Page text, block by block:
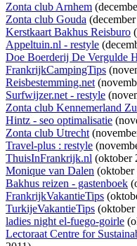
Zonta club Arnhem
Zonta club Gouda
Kerstkaart Bakhus Reisburo
Appeltuin.nl - restyle
Doe Boerderij De Vergulde
FrankrijkCampingTips
Reisbestemming.net
Surfwijzer.net - restyle
Zonta club Kennemerland
Hintz - seo optimalisatie
Zonta club Utrecht
Travel-plus : restyle
ThuisInFrankrijk.nl (oktober
Monique van Dalen (oktober
Bakhus reizen - gastenboek
FrankrijkVakantieTips
TurkijeVakantieTips (oktober
ladies night el-fuego-goirle
Lectoraat Centre for